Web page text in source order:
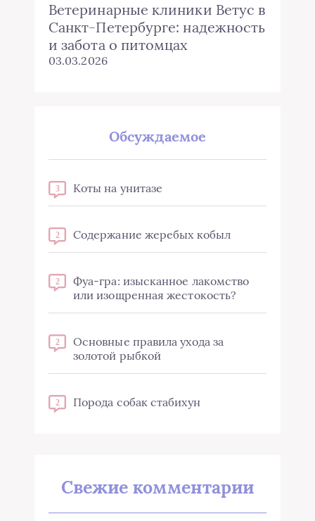
Ветеринарные клиники Ветус в
Санкт-Петербурге: надежность
и забота о питомцах
03.03.2026
Обсуждаемое
3 Коты на унитазе
2 Содержание жеребых кобыл
2
Фуа-гра: изысканное лакомство
или изощренная жестокость?
2
Основные правила ухода за
золотой рыбкой
2 Порода собак стабихун
Свежие комментарии